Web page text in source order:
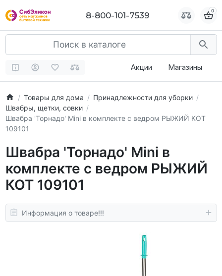
8-800-101-7539 0
Акции Магазины
Товары для дома
Принадлежности для уборки
Швабры, щетки, совки
Швабра 'Торнадо' Mini в комплекте с ведром РЫЖИЙ КОТ
109101
Швабра 'Торнадо' Mini в
комплекте с ведром РЫЖИЙ
КОТ 109101
Информация о товаре!!!
8-800-101-7539 0